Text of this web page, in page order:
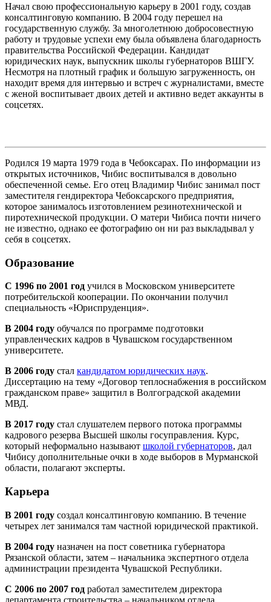
Начал свою профессиональную карьеру в 2001 году, создав
консалтинговую компанию. В 2004 году перешел на
государственную службу. За многолетнюю добросовестную
работу и трудовые успехи ему была объявлена благодарность
правительства Российской Федерации. Кандидат
юридических наук, выпускник школы губернаторов ВШГУ.
Несмотря на плотный график и большую загруженность, он
находит время для интервью и встреч с журналистами, вместе
с женой воспитывает двоих детей и активно ведет аккаунты в
соцсетях.
Родился 19 марта 1979 года в Чебоксарах. По информации из
открытых источников, Чибис воспитывался в довольно
обеспеченной семье. Его отец Владимир Чибис занимал пост
заместителя гендиректора Чебоксарского предприятия,
которое занималось изготовлением резинотехнической и
пиротехнической продукции. О матери Чибиса почти ничего
не известно, однако ее фотографию он ни раз выкладывал у
себя в соцсетях.
Образование
С 1996 по 2001 год учился в Московском университете
потребительской кооперации. По окончании получил
специальность «Юриспруденция».
В 2004 году обучался по программе подготовки
управленческих кадров в Чувашском государственном
университете.
В 2006 году стал кандидатом юридических наук.
Диссертацию на тему «Договор теплоснабжения в российском
гражданском праве» защитил в Волгоградской академии
МВД.
В 2017 году стал слушателем первого потока программы
кадрового резерва Высшей школы госуправления. Курс,
который неформально называют школой губернаторов, дал
Чибису дополнительные очки в ходе выборов в Мурманской
области, полагают эксперты.
Карьера
В 2001 году создал консалтинговую компанию. В течение
четырех лет занимался там частной юридической практикой.
В 2004 году назначен на пост советника губернатора
Рязанской области, затем – начальника экспертного отдела
администрации президента Чувашской Республики.
С 2006 по 2007 год работал заместителем директора
департамента строительства – начальником отдела